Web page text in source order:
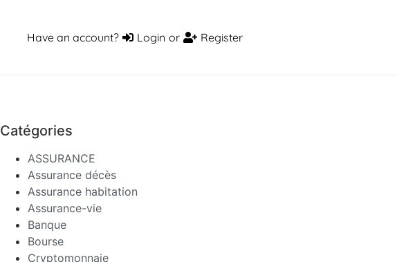
Have an account? Login or Register
Catégories
ASSURANCE
Assurance décès
Assurance habitation
Assurance-vie
Banque
Bourse
Cryptomonnaie